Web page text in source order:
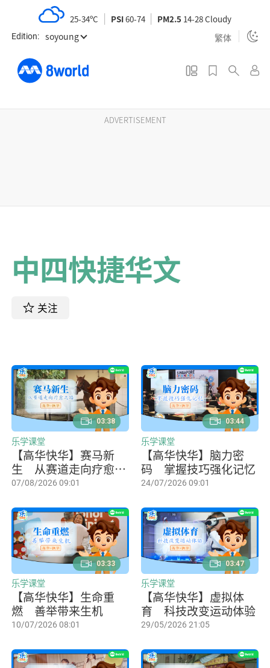
t
Edition: soyoung 繁体
25-34ºC PSI60-74 PM2.5 14-28 Cloudy
ADVERTISEMENT
中四快捷华文
关注
【高华快华】赛马新
生 从赛道走向疗愈之
路
乐学课堂
07/08/2026 09:01
03:38
【高华快华】脑力密
码 掌握技巧强化记忆
乐学课堂
24/07/2026 09:01
03:44
【高华快华】生命重
燃 善举带来生机
乐学课堂
10/07/2026 08:01
03:33
【高华快华】虚拟体
育 科技改变运动体验
乐学课堂
29/05/2026 21:05
03:47